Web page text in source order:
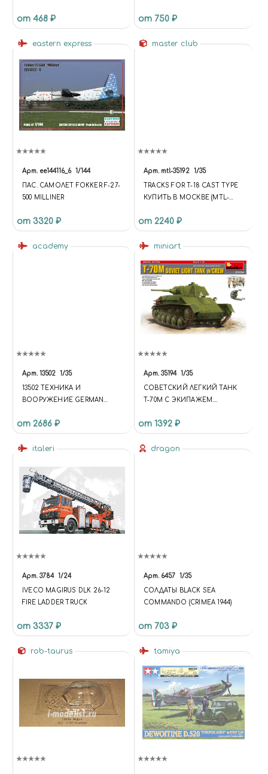
TUSCALOOSA TYPE
от 468 ₽ от 750 ₽
eastern express
Арт. ее144116_6 1/144
ПАС. САМОЛЕТ FOKKER F-27-
500 MILLINER
от 3320 ₽
master club
Арт. mtl-35192 1/35
TRACKS FOR T-18 CAST TYPE
КУПИТЬ В МОСКВЕ (MTL-
БРОНЕТЕХНИКИ
от 2240 ₽
academy
Арт. 13502 1/35
13502 ТЕХНИКА И
ВООРУЖЕНИЕ GERMAN
от 2686 ₽
miniart
Арт. 35194 1/35
СОВЕТСКИЙ ЛЕГКИЙ ТАНК
T-70M C ЭКИПАЖЕМ.
от 1392 ₽
italeri
Арт. 3784 1/24
IVECO MAGIRUS DLK 26-12
FIRE LADDER TRUCK
от 3337 ₽
dragon
Арт. 6457 1/35
СОЛДАТЫ BLACK SEA
COMMANDO (CRIMEA 1944)
от 703 ₽
rob-taurus tamiya